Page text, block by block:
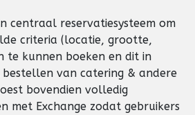
centraal reservatiesysteem om
criteria (locatie, grootte,
te kunnen boeken en dit in
van catering & andere
bovendien volledig
met Exchange zodat gebruikers